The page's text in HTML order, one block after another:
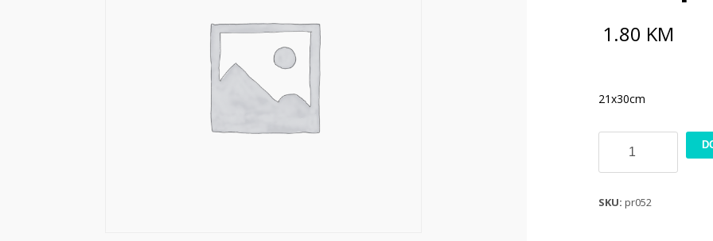
1.80 KM
21x30cm
21x30cm
količina
SKU: pr052